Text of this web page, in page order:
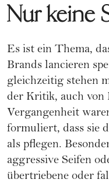
Nur keine
Es ist ein Thema,
Brands lancieren
gleichzeitig stehen
der Kritik, auch
Vergangenheit
formuliert, dass sie
als pflegen.
aggressive Seifen
übertriebene oder